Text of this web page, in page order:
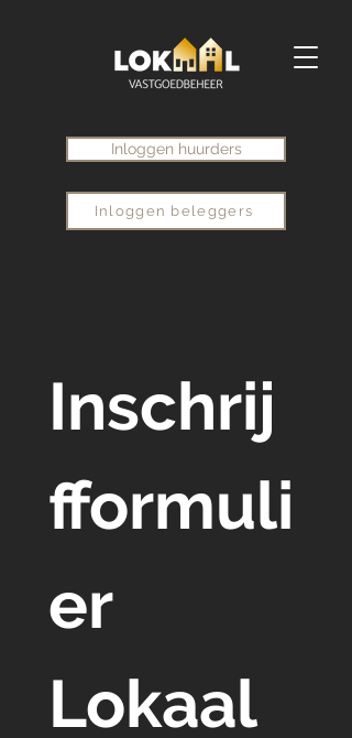
Inloggen huurders
Inloggen beleggers
Inschrij
fformuli
er
Lokaal